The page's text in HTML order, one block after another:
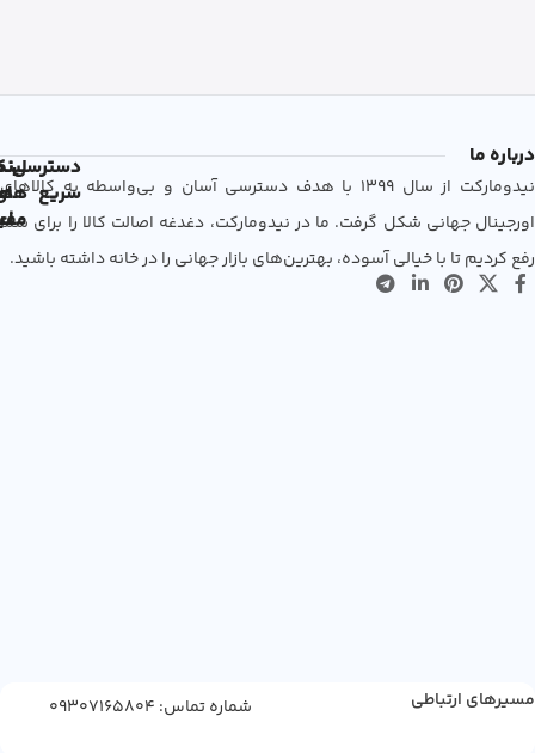
درباره ما
نیدومارکت از سال 1399 با هدف دسترسی آسان و بی‌واسطه به کالاهای
اورجینال جهانی شکل گرفت. ما در نیدومارکت، دغدغه اصالت کالا را برای شما
رفع کردیم تا با خیالی آسوده، بهترین‌های بازار جهانی را در خانه داشته باشید.
دسترسی
سریع
مسیرهای ارتباطی شماره تماس: 09307165804